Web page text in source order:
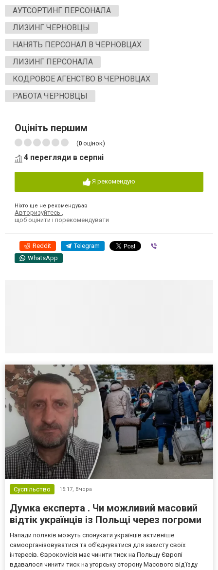
АУТСОРТИНГ ПЕРСОНАЛА
ЛИЗИНГ ЧЕРНОВЦЫ
НАНЯТЬ ПЕРСОНАЛ В ЧЕРНОВЦАХ
ЛИЗИНГ ПЕРСОНАЛА
КОДРОВОЕ АГЕНСТВО В ЧЕРНОВЦАХ
РАБОТА ЧЕРНОВЦЫ
Оцініть першим
(0 оцінок)
4 перегляди в серпні
Я рекомендую
Ніхто ще не рекомендував
Авторизуйтесь
щоб оцінити і порекомендувати
Reddit Telegram
WhatsApp
Суспільство 15:17, Вчора
Думка експерта . Чи можливий масовий
відтік українців із Польщі через погроми
Напади поляків можуть спонукати українців активніше
самоорганізовуватися та об’єднуватися для захисту своїх
інтересів. Єврокомісія має чинити тиск на Польщу Європі
вдавалося чинити тиск на угорську сторону Масового від'їзду